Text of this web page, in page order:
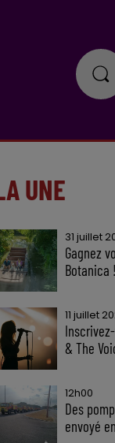
UNE
31 juillet
Gagnez
Botanica !
11 juillet
& The
12h00
Des
envoyé